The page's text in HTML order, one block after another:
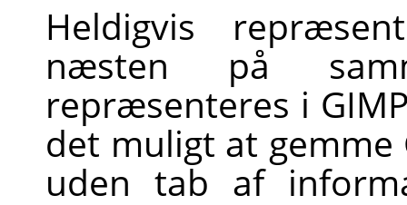
Heldigvis
næsten på
repræsenteres i
det muligt at
uden tab af